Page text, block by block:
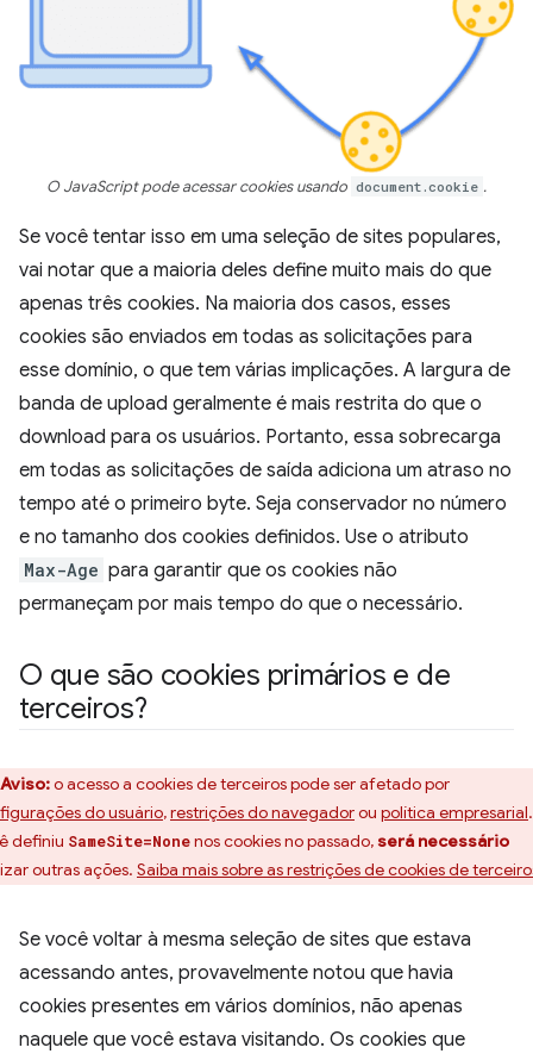
O JavaScript pode acessar cookies usando document.cookie .
Se você tentar isso em uma seleção de sites populares,
vai notar que a maioria deles define muito mais do que
apenas três cookies. Na maioria dos casos, esses
cookies são enviados em todas as solicitações para
esse domínio, o que tem várias implicações. A largura de
banda de upload geralmente é mais restrita do que o
download para os usuários. Portanto, essa sobrecarga
em todas as solicitações de saída adiciona um atraso no
tempo até o primeiro byte. Seja conservador no número
e no tamanho dos cookies definidos. Use o atributo
Max-Age para garantir que os cookies não
permaneçam por mais tempo do que o necessário.
O que são cookies primários e de
terceiros?
Aviso:o acesso a cookies de terceiros pode ser afetado por
do usuário,restrições do navegadorou política empresarial
definiu SameSite=Nonenos cookies no passado,será necessário
outras ações. Saiba mais sobre as restrições de cookies de
Se você voltar à mesma seleção de sites que estava
acessando antes, provavelmente notou que havia
cookies presentes em vários domínios, não apenas
naquele que você estava visitando. Os cookies que